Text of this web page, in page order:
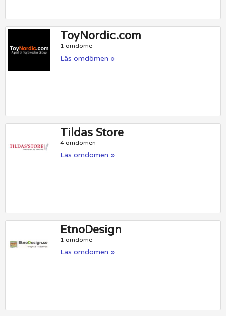
ToyNordic.com
1 omdöme
Läs omdömen »
Tildas Store
4 omdömen
Läs omdömen »
EtnoDesign
1 omdöme
Läs omdömen »